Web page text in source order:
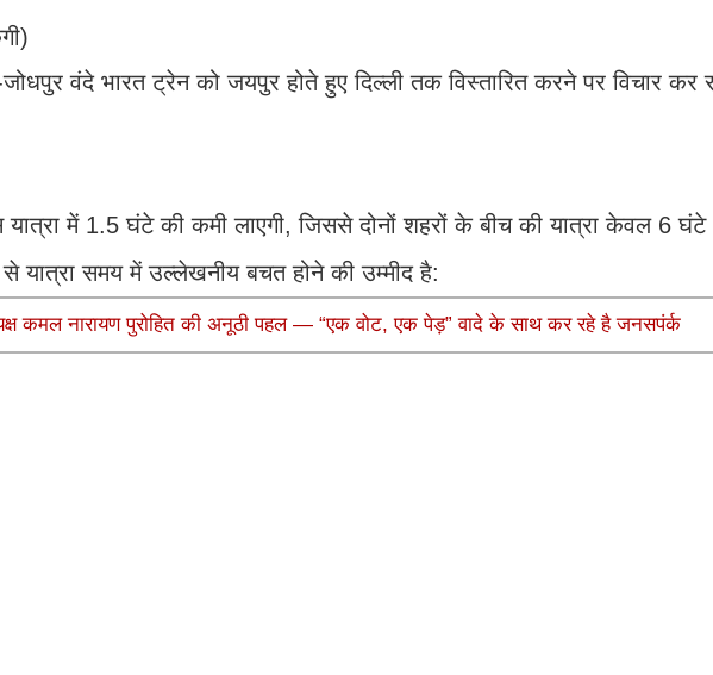
वंदे भारत ट्रेन को जयपुर होते हुए दिल्ली तक विस्तारित करने पर विचार कर
यात्रा में 1.5 घंटे की कमी लाएगी, जिससे दोनों शहरों के बीच की यात्रा केवल 6
यात्रा समय में उल्लेखनीय बचत होने की उम्मीद है:
कमल नारायण पुरोहित की अनूठी पहल — “एक वोट, एक पेड़” वादे के साथ कर रहे है जनसपंर्क